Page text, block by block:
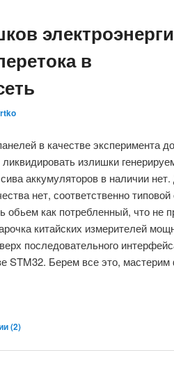
в
в качестве эксперимента
излишки
аккумуляторов в наличии нет.
нет, соответственно
обьем как потребленный, что не
китайских измерителей
последовательного
STM32. Берем все это,
(2)